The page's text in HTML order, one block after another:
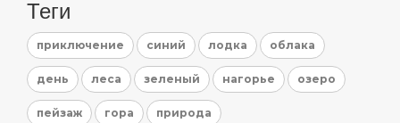
Теги
приключение синий лодка облака
день леса зеленый нагорье озеро
пейзаж гора природа